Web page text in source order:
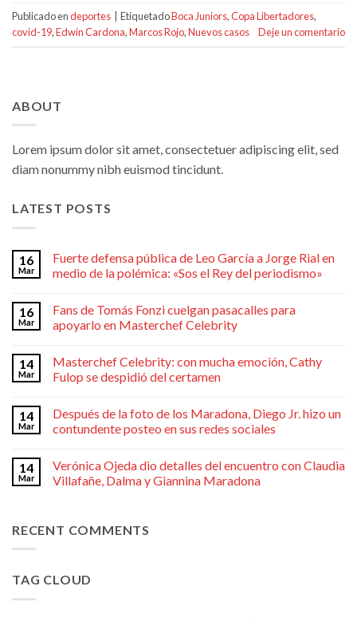
Publicado endeportes EtiquetadoBoca Juniors,Copa Libertadores,
covid-19,Edwin Cardona,Marcos Rojo,Nuevos casos Deje un comentario
ABOUT
Lorem ipsum dolor sit amet, consectetuer adipiscing elit, sed
diam nonummy nibh euismod tincidunt.
LATEST POSTS
16
Mar
Fuerte defensa pública de Leo García a Jorge Rial en
medio de la polémica: «Sos el Rey del periodismo»
16
Mar
Fans de Tomás Fonzi cuelgan pasacalles para
apoyarlo en Masterchef Celebrity
14
Mar
Masterchef Celebrity: con mucha emoción, Cathy
Fulop se despidió del certamen
14
Mar
Después de la foto de los Maradona, Diego Jr. hizo un
contundente posteo en sus redes sociales
14
Mar
Verónica Ojeda dio detalles del encuentro con Claudia
Villafañe, Dalma y Giannina Maradona
RECENT COMMENTS
TAG CLOUD